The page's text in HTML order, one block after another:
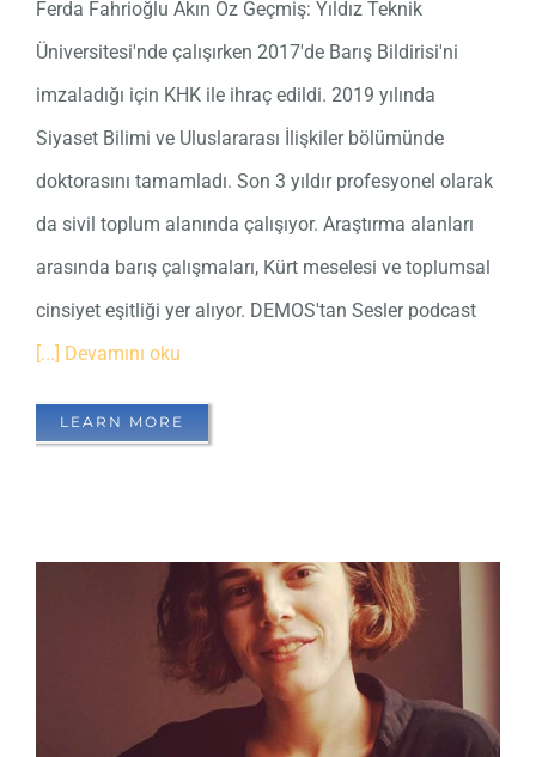
Ferda Fahrioğlu Akın Öz Geçmiş: Yıldız Teknik
Üniversitesi'nde çalışırken 2017'de Barış Bildirisi'ni
imzaladığı için KHK ile ihraç edildi. 2019 yılında
Siyaset Bilimi ve Uluslararası İlişkiler bölümünde
doktorasını tamamladı. Son 3 yıldır profesyonel olarak
da sivil toplum alanında çalışıyor. Araştırma alanları
arasında barış çalışmaları, Kürt meselesi ve toplumsal
cinsiyet eşitliği yer alıyor. DEMOS'tan Sesler podcast
[...] Devamını oku
LEARN MORE